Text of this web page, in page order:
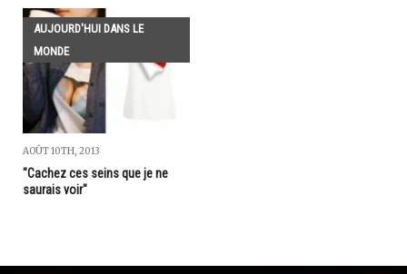
AUJOURD'HUI DANS LE
MONDE
AOÛT 10TH, 2013
"Cachez ces seins que je ne
saurais voir"